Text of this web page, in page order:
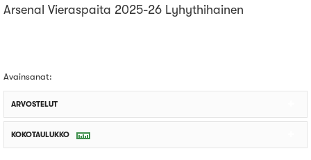
Arsenal Vieraspaita 2025-26 Lyhythihainen
Avainsanat:
ARVOSTELUT
KOKOTAULUKKO